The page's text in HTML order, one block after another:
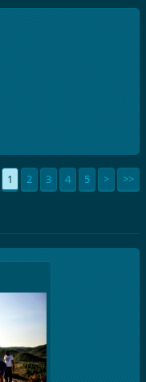
1 2 3 4 5 > >>